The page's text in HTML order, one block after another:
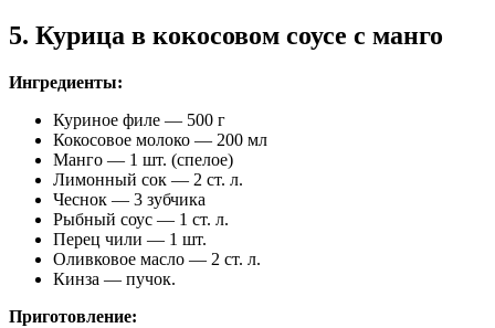
5. Курица в кокосовом соусе с манго
Ингредиенты:
Куриное филе — 500 г
Кокосовое молоко — 200 мл
Манго — 1 шт. (спелое)
Лимонный сок — 2 ст. л.
Чеснок — 3 зубчика
Рыбный соус — 1 ст. л.
Перец чили — 1 шт.
Оливковое масло — 2 ст. л.
Кинза — пучок.
Приготовление: